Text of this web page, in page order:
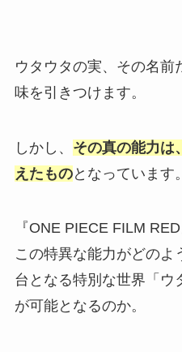
ウタウタの実、その名前
味を引きつけます。
しかし、 その真の能力は
えたものとなっています。
『ONE PIECE FILM
この特異な能力がどのよ
台となる特別な世界「ウ
が可能となるのか。